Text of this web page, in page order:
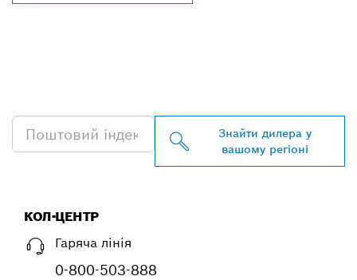
Знайти дилера у
вашому регіоні
КОЛ-ЦЕНТР
Гаряча лінія
0-800-503-888